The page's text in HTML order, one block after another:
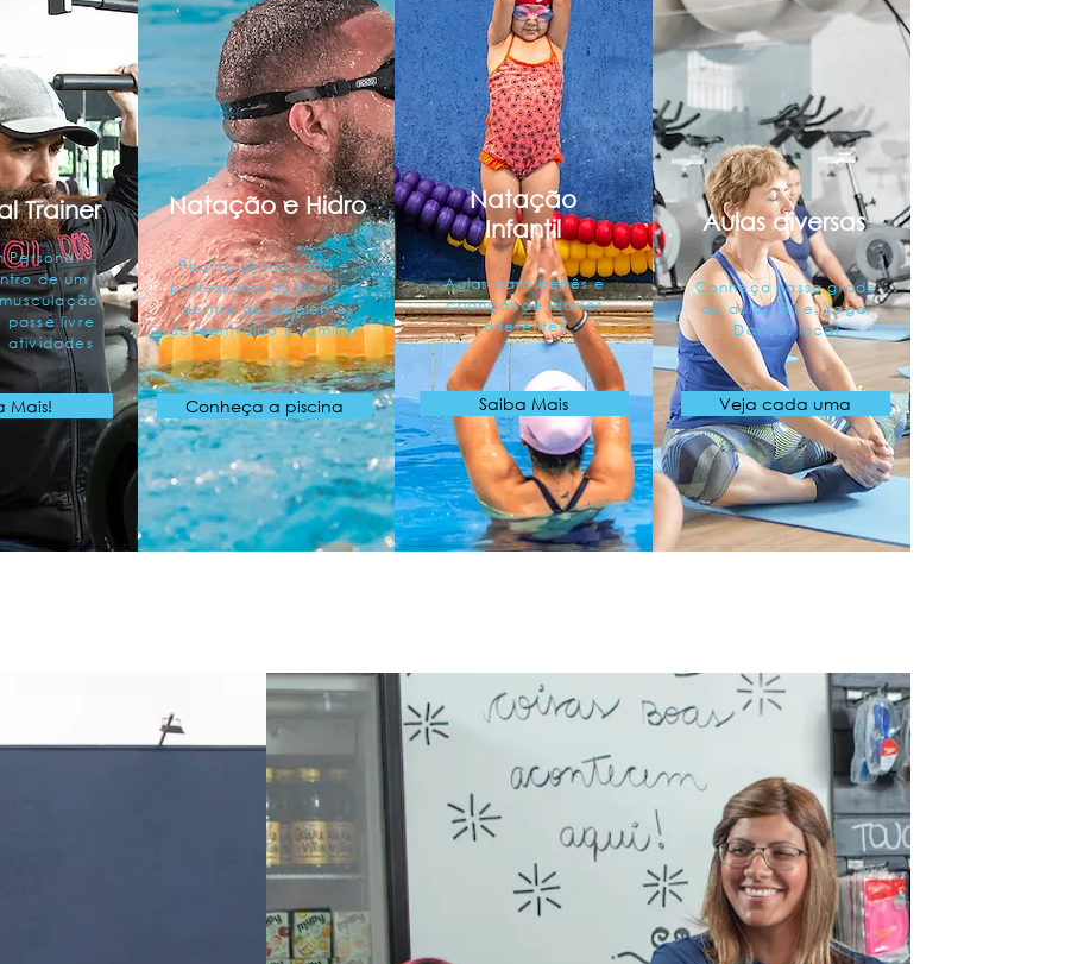
Personal
de um
passe livre
atividades
Trainer
Mais!
Piscina climatizada e
professores dedicados
dentro de ambiente
descontraído e familiar
Natação e Hidro
Conheça a piscina
Aulas para bebês e
crianças de idades
diferentes
Natação
Infantil
Saiba Mais
Conheça nossa grade
de aulas: Bike, Yoga,
Dança, local
Aulas diversas
Veja cada uma